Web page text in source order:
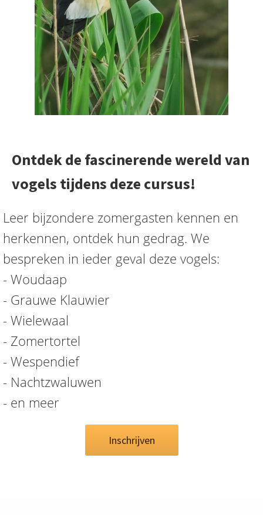
Ontdek de fascinerende wereld van
vogels tijdens deze cursus!
Leer bijzondere zomergasten kennen en
herkennen, ontdek hun gedrag. We
bespreken in ieder geval deze vogels:
- Woudaap
- Grauwe Klauwier
- Wielewaal
- Zomertortel
- Wespendief
- Nachtzwaluwen
- en meer
Inschrijven